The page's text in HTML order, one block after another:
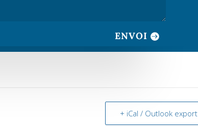
ENVOI
+ iCal / Outlook export